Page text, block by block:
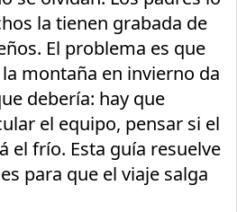
la tienen grabada de
El problema es que
montaña en invierno da
debería: hay que
el equipo, pensar si el
el frío. Esta guía resuelve
para que el viaje salga